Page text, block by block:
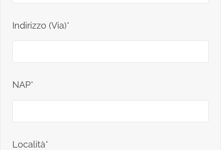
Indirizzo (Via)*
NAP*
Località*